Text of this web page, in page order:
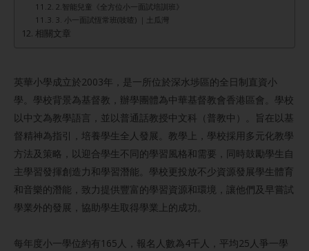
2.智能兒童《全方位小一面試培訓班》
3. 小一面試恆常班(吱喳) ｜土瓜灣
相關文章
​​英華小學成立於2003年，是一所位於深水埗區的全日制直資小
學。學校背景為基督教，辦學團體為中華基督教會香港區會。學校
以中文為教學語言，並以普通話教授中文科（普教中）。旨在以基
督精神為指引，培養學生全人發展。教學上，學校採用多元化教學
方法及策略，以迎合學生不同的學習風格和需要，同時鼓勵學生自
主學習發揮創造力和學習潛能。學校更投放不少資源發展學生體育
和音樂的潛能，致力提供豐富的學習資源和環境，讓他們及早嘗試
學業外的發展，協助學生取得學業上的成功。
每年度小一學位約有165人，報名人數為4千人，平均25人爭一學